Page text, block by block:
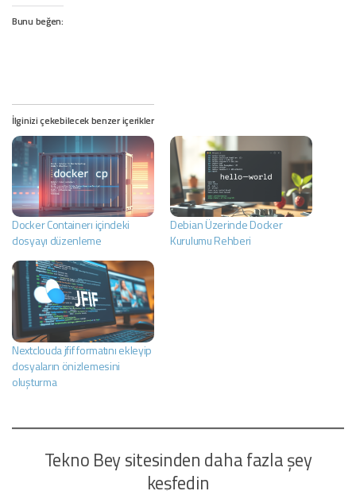
Bunu beğen:
İlginizi çekebilecek benzer içerikler
Docker Containerı içindeki
dosyayı düzenleme
Debian Üzerinde Docker
Kurulumu Rehberi
Nextclouda jfif formatını ekleyip
dosyaların önizlemesini
oluşturma
Tekno Bey sitesinden daha fazla şey
keşfedin